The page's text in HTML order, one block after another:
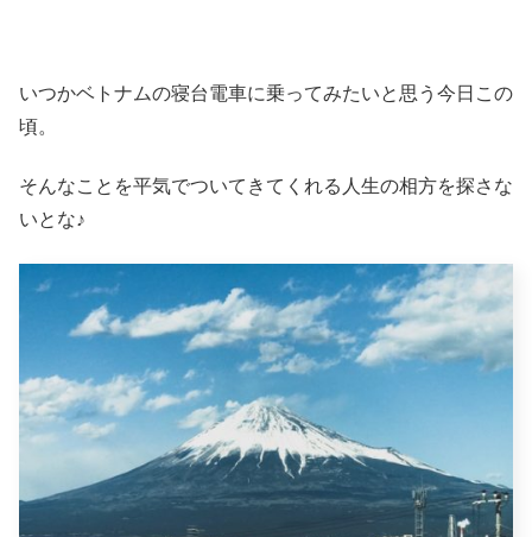
いつかベトナムの寝台電車に乗ってみたいと思う今日この
頃。
そんなことを平気でついてきてくれる人生の相方を探さな
いとな♪